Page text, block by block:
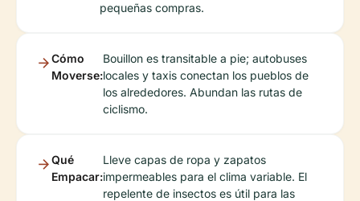
pequeñas compras.
Cómo
Moverse:
Bouillon es transitable a pie; autobuses
locales y taxis conectan los pueblos de
los alrededores. Abundan las rutas de
ciclismo.
Qué
Empacar:
Lleve capas de ropa y zapatos
impermeables para el clima variable. El
repelente de insectos es útil para las